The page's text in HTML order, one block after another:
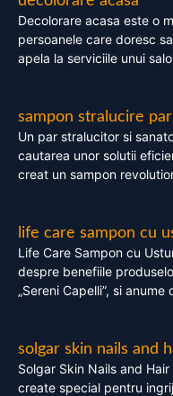
Decolorare acasa este o
persoanele care doresc
apela la serviciile unui
sampon stralucire par
Un par stralucitor si
cautarea unor solutii
creat un sampon
life care sampon cu
Life Care Sampon cu
despre benefiile
„Sereni Capelli”, si
solgar skin nails and
Solgar Skin Nails and
create special pentru